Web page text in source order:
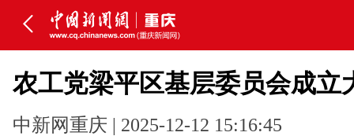
农工党梁平区基层委员会成立
中新网重庆 | 2025-12-12 15:16:45